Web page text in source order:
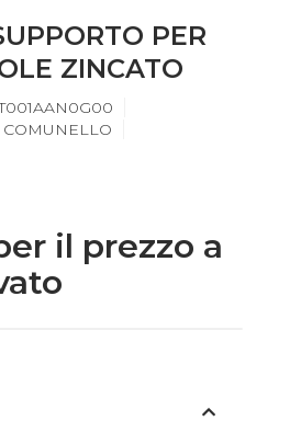
PER
ZINCATO
COMUNELLO
il prezzo a